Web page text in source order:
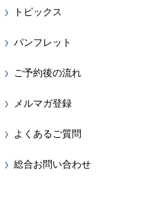
トピックス
パンフレット
ご予約後の流れ
メルマガ登録
よくあるご質問
総合お問い合わせ